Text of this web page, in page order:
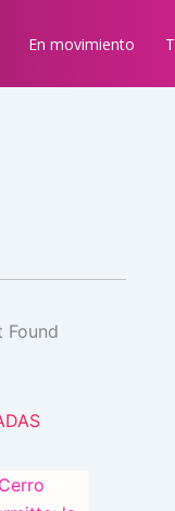
En movimiento